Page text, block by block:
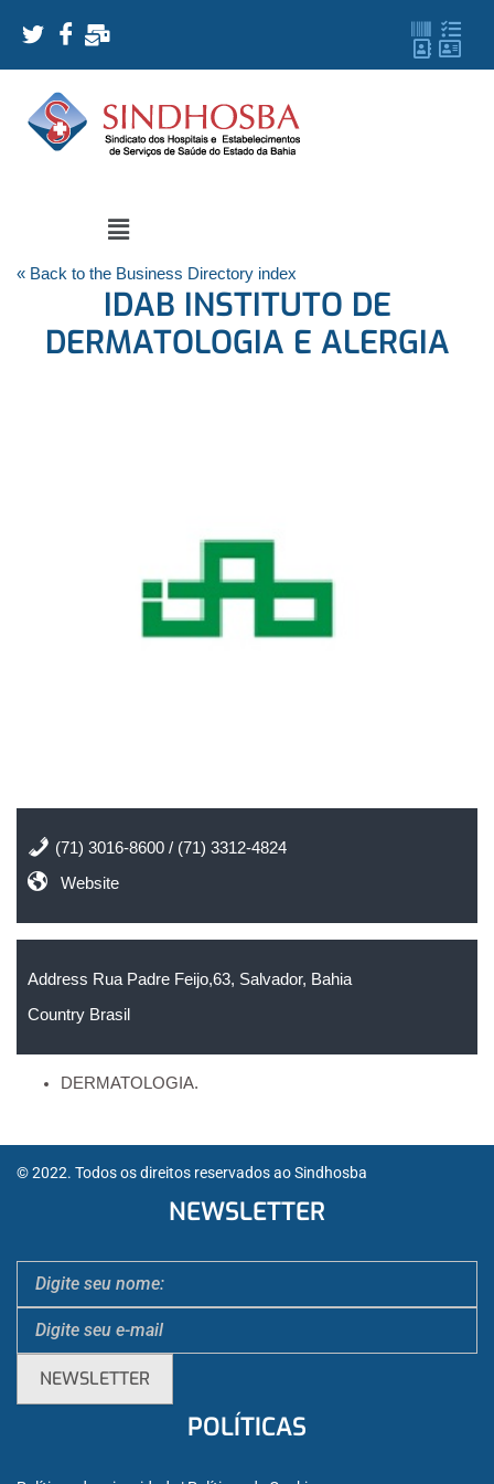
« Back to the Business Directory index
IDAB INSTITUTO DE
DERMATOLOGIA E ALERGIA
(71) 3016-8600 / (71) 3312-4824
Website
Address Rua Padre Feijo,63, Salvador, Bahia
Country Brasil
DERMATOLOGIA.
© 2022. Todos os direitos reservados ao Sindhosba
NEWSLETTER
POLÍTICAS